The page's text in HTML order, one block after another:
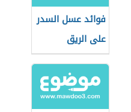
فوائد عسل السدر
على الريق